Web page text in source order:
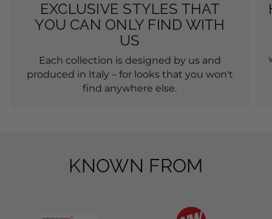
EXCLUSIVE STYLES THAT
YOU CAN ONLY FIND WITH
US
Each collection is designed by us and
produced in Italy – for looks that you won't
find anywhere else.
KNOWN FROM